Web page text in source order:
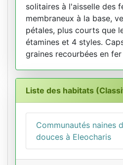
solitaires à l'aisselle des
membraneux à la base,
pétales, plus courts que
étamines et 4 styles.
graines recourbées en
Liste des habitats
Communautés naines
douces à Eleocharis